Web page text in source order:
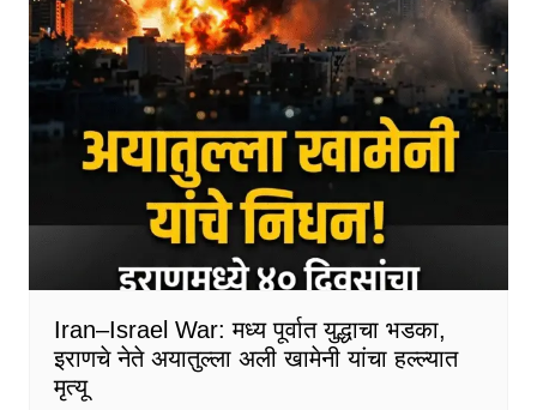
Iran–Israel War: मध्य पूर्वात युद्धाचा भडका,
इराणचे नेते अयातुल्ला अली खामेनी यांचा हल्ल्यात
मृत्यू